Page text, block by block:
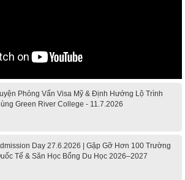
Phỏng Vấn Visa Mỹ & Định Hướng Lộ Trình
Green River College - 11.7.2026
Day 27.6.2026 | Gặp Gỡ Hơn 100 Trường
Tế & Săn Học Bổng Du Học 2026–2027